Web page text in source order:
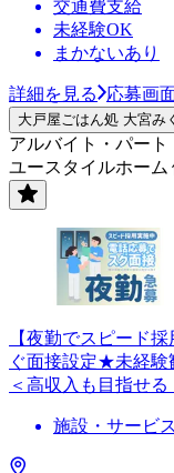
交通費支給
未経験OK
まかないあり
詳細を見る 応募画
大戸屋ごはん処 大宮み
アルバイト・パート
ユースタイルホーム
【夜勤でスピード
ぐ面接設定★未経験
＜高収入も目指せる
施設・サービ